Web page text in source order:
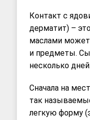
Контакт с
дерматит) –
маслами
и предметы.
несколько дней.
Сначала на
так
легкую форму